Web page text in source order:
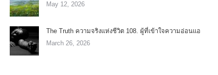
May 12, 2026
The Truth ความจริงแห่งชีวิต 108. ผู้ที่เข้าใจความอ่อนแอ
March 26, 2026